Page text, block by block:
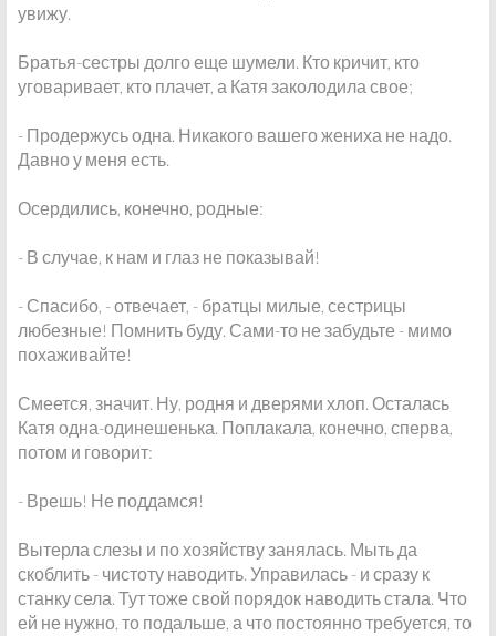
увижу.
Братья-сестры долго еще шумели. Кто кричит, кто
уговаривает, кто плачет, а Катя заколодила свое;
- Продержусь одна. Никакого вашего жениха не надо.
Давно у меня есть.
Осердились, конечно, родные:
- В случае, к нам и глаз не показывай!
- Спасибо, - отвечает, - братцы милые, сестрицы
любезные! Помнить буду. Сами-то не забудьте - мимо
похаживайте!
Смеется, значит. Ну, родня и дверями хлоп. Осталась
Катя одна-одинешенька. Поплакала, конечно, сперва,
потом и говорит:
- Врешь! Не поддамся!
Вытерла слезы и по хозяйству занялась. Мыть да
скоблить - чистоту наводить. Управилась - и сразу к
станку села. Тут тоже свой порядок наводить стала. Что
ей не нужно, то подальше, а что постоянно требуется, то